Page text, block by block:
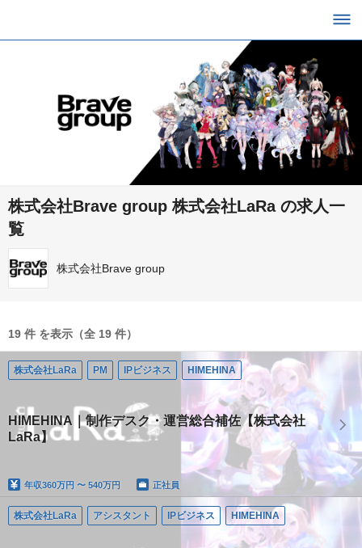
株式会社Brave group 株式会社LaRa の求人一
覧
株式会社Brave group
19 件 を表示（全 19 件）
株式会社LaRa PM IPビジネス HIMEHINA
HIMEHINA｜制作デスク・運営総合補佐【株式会社
LaRa】
年収360万円 〜 540万円 正社員
株式会社LaRa アシスタント IPビジネス HIMEHINA